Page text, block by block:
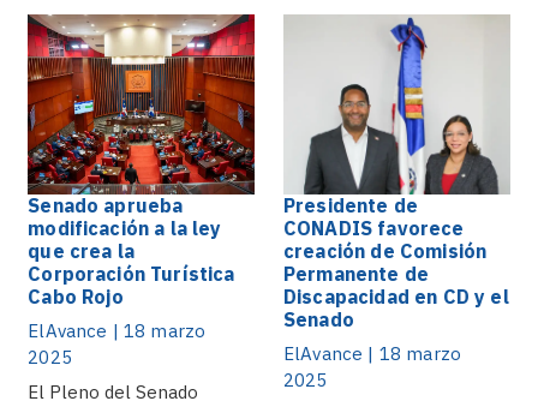
Senado aprueba
modificación a la ley
que crea la
Corporación Turística
Cabo Rojo
ElAvance | 18 marzo
2025
El Pleno del Senado
Presidente de
CONADIS favorece
creación de Comisión
Permanente de
Discapacidad en CD y el
Senado
ElAvance | 18 marzo
2025